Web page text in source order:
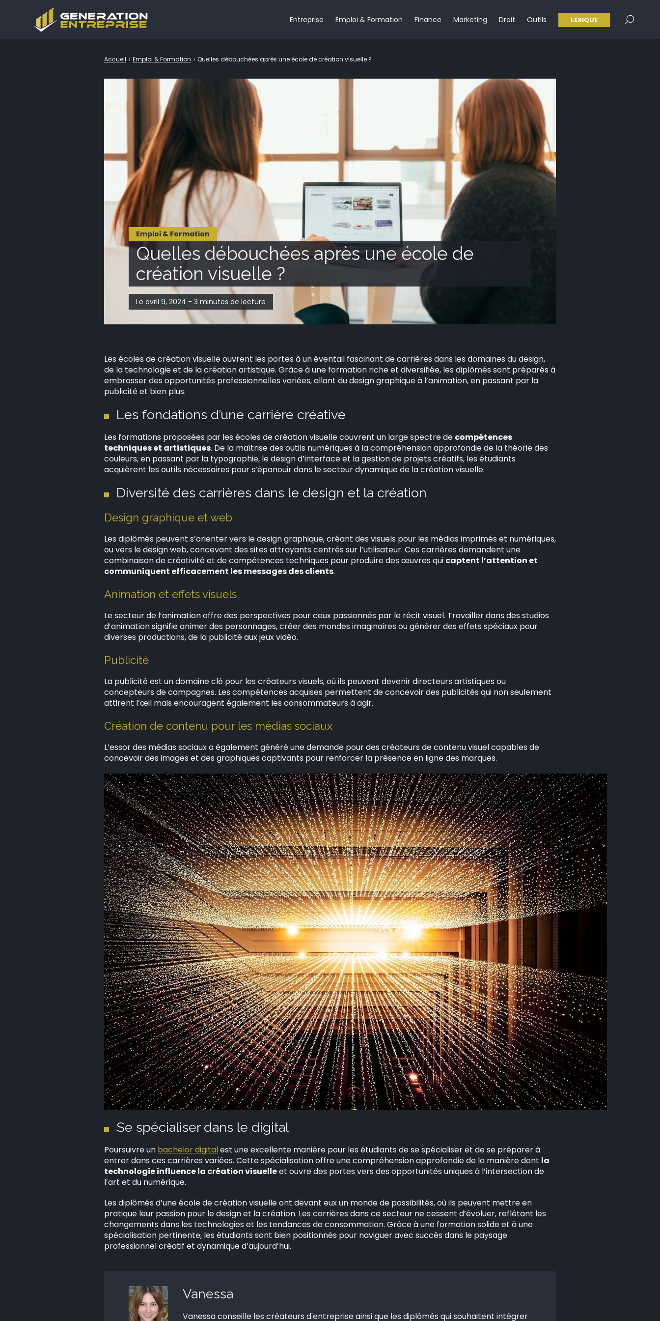
Emploi & Formation
Quelles débouchées après une école de
création visuelle ?
Le avril 9, 2024 - 3 minutes de lecture
Accueil › Emploi & Formation › Quelles débouchées après une école de création visuelle ?
Les écoles de création visuelle ouvrent les portes à un éventail fascinant de carrières dans les domaines du design,
de la technologie et de la création artistique. Grâce à une formation riche et diversifiée, les diplômés sont préparés à
embrasser des opportunités professionnelles variées, allant du design graphique à l’animation, en passant par la
publicité et bien plus.
Les fondations d’une carrière créative
Les formations proposées par les écoles de création visuelle couvrent un large spectre de compétences
techniques et artistiques. De la maîtrise des outils numériques à la compréhension approfondie de la théorie des
couleurs, en passant par la typographie, le design d’interface et la gestion de projets créatifs, les étudiants
acquièrent les outils nécessaires pour s’épanouir dans le secteur dynamique de la création visuelle.
Diversité des carrières dans le design et la création
Design graphique et web
Les diplômés peuvent s’orienter vers le design graphique, créant des visuels pour les médias imprimés et numériques,
ou vers le design web, concevant des sites attrayants centrés sur l’utilisateur. Ces carrières demandent une
combinaison de créativité et de compétences techniques pour produire des œuvres qui captent l’attention et
communiquent efficacement les messages des clients.
Animation et effets visuels
Le secteur de l’animation offre des perspectives pour ceux passionnés par le récit visuel. Travailler dans des studios
d’animation signifie animer des personnages, créer des mondes imaginaires ou générer des effets spéciaux pour
diverses productions, de la publicité aux jeux vidéo.
Publicité
La publicité est un domaine clé pour les créateurs visuels, où ils peuvent devenir directeurs artistiques ou
concepteurs de campagnes. Les compétences acquises permettent de concevoir des publicités qui non seulement
attirent l’œil mais encouragent également les consommateurs à agir.
Création de contenu pour les médias sociaux
L’essor des médias sociaux a également généré une demande pour des créateurs de contenu visuel capables de
concevoir des images et des graphiques captivants pour renforcer la présence en ligne des marques.
Se spécialiser dans le digital
Poursuivre un bachelor digitalest une excellente manière pour les étudiants de se spécialiser et de se préparer à
entrer dans ces carrières variées. Cette spécialisation offre une compréhension approfondie de la manière dont la
technologie influence la création visuelleet ouvre des portes vers des opportunités uniques à l’intersection de
l’art et du numérique.
Les diplômés d’une école de création visuelle ont devant eux un monde de possibilités, où ils peuvent mettre en
pratique leur passion pour le design et la création. Les carrières dans ce secteur ne cessent d’évoluer, reflétant les
changements dans les technologies et les tendances de consommation. Grâce à une formation solide et à une
spécialisation pertinente, les étudiants sont bien positionnés pour naviguer avec succès dans le paysage
professionnel créatif et dynamique d’aujourd’hui.
Vanessa
Vanessa conseille les créateurs d'entreprise ainsi que les diplômés qui souhaitent intégrer
Entreprise Emploi & Formation Finance Marketing Droit Outils LEXIQUE
Rechercher